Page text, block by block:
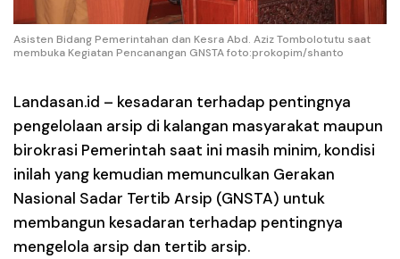
Asisten Bidang Pemerintahan dan Kesra Abd. Aziz Tombolotutu saat
membuka Kegiatan Pencanangan GNSTA foto:prokopim/shanto
Landasan.id – kesadaran terhadap pentingnya
pengelolaan arsip di kalangan masyarakat maupun
birokrasi Pemerintah saat ini masih minim, kondisi
inilah yang kemudian memunculkan Gerakan
Nasional Sadar Tertib Arsip (GNSTA) untuk
membangun kesadaran terhadap pentingnya
mengelola arsip dan tertib arsip.